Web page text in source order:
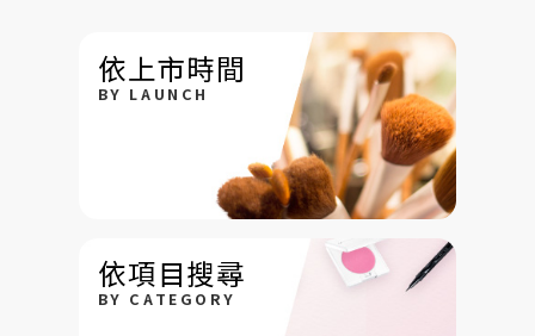
依上市時間
BY LAUNCH
依項目搜尋
BY CATEGORY